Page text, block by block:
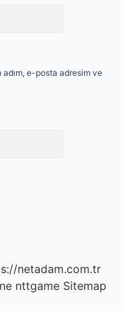
adım, e-posta adresim ve
netadam.com.tr
nttgame Sitemap